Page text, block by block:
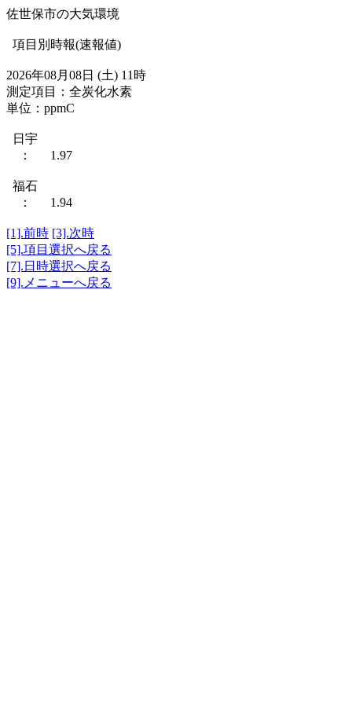
佐世保市の大気環境
項目別時報(速報値)
2026年08月08日 (土) 11時
測定項目：全炭化水素
単位：ppmC
日宇
： 1.97
福石
： 1.94
[1].前時 [3].次時
[5].項目選択へ戻る
[7].日時選択へ戻る
[9].メニューへ戻る